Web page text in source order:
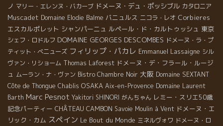
ノ マリー・エレンヌ・バカーブ ドメーヌ・デュ・ポッシブル カタロニア
Muscadet Domaine Elodie Balme バニュルス ニコラ・レオ Corbieres
エスカルポレット シャンパーニュ ルペール・ド・カルトゥッシュ 東京
シェフ・ロドルフ DOMAINE GEORGES DESCOMBES ドメーヌ・ラ・プ
ティット・べニューズ フィリップ・パカレ Emmanuel Lassaigne シル
ヴァン・リショーム Thomas Laforest ドメーヌ・デ・フラール・ルージ
ュ ムーラン・ナ・ヴァン Bistro Chambre Noir 大阪 Domaine SEXTANT
Côte de Thongue Chablis OSAKA Aix-en-Provence Domaine Laurent
Barth Marc Pesnot Yakitori SHINORI がんちゃん レミー・スリエ50歳
記念パーティー CHÂTEAU CAMBON Savoie Moulin à Vent ドメーヌ・エ
リック・カム スペイン Le Bout du Monde ミネルヴォワ ドメーヌ・ロ